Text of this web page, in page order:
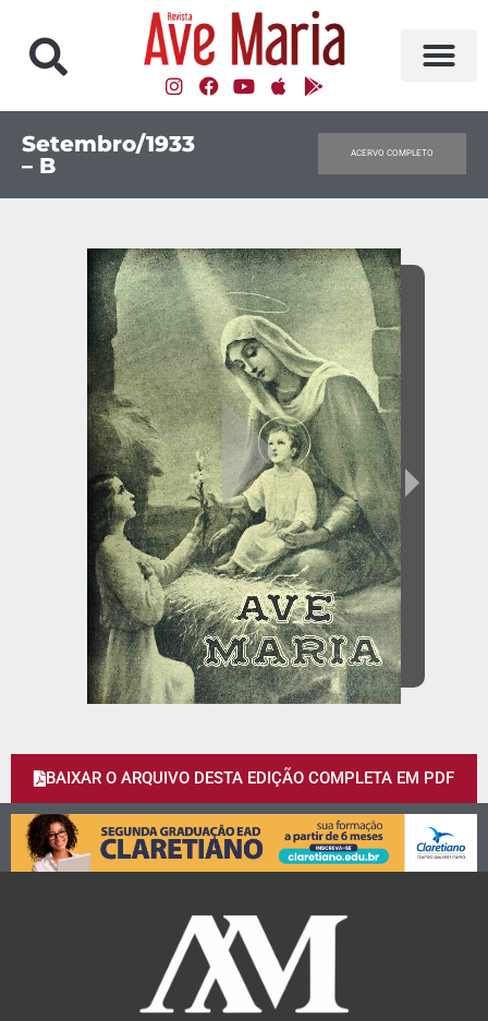
Setembro/1933
– B
ACERVO COMPLETO
BAIXAR O ARQUIVO DESTA EDIÇÃO COMPLETA EM PDF